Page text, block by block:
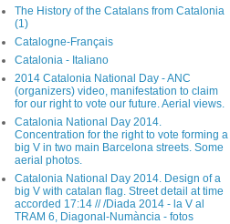
The History of the Catalans from Catalonia
(1)
Catalogne-Français
Catalonia - Italiano
2014 Catalonia National Day - ANC
(organizers) video, manifestation to claim
for our right to vote our future. Aerial views.
Catalonia National Day 2014.
Concentration for the right to vote forming a
big V in two main Barcelona streets. Some
aerial photos.
Catalonia National Day 2014. Design of a
big V with catalan flag. Street detail at time
accorded 17:14 // /Diada 2014 - la V al
TRAM 6, Diagonal-Numància - fotos